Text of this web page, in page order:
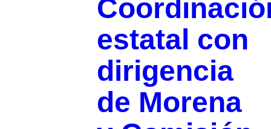
estatal con
dirigencia
de Morena